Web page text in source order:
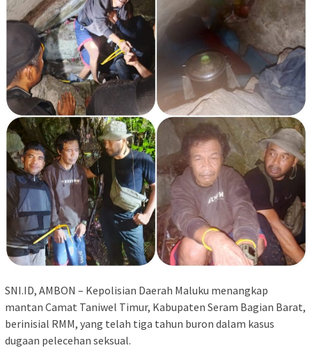
SNI.ID, AMBON – Kepolisian Daerah Maluku menangkap
mantan Camat Taniwel Timur, Kabupaten Seram Bagian Barat,
berinisial RMM, yang telah tiga tahun buron dalam kasus
dugaan pelecehan seksual.